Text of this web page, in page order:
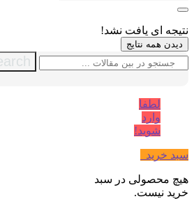
نتیجه ای یافت نشد!
دیدن همه نتایج
لطفا
وارد
شوید!
سبد خرید
هیچ محصولی در سبد
خرید نیست.